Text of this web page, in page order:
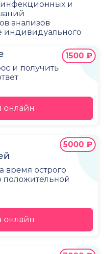
и получить
1500 ₽
онлайн
время острого
положительной
5000 ₽
онлайн
инфекционных и
анализов
индивидуального